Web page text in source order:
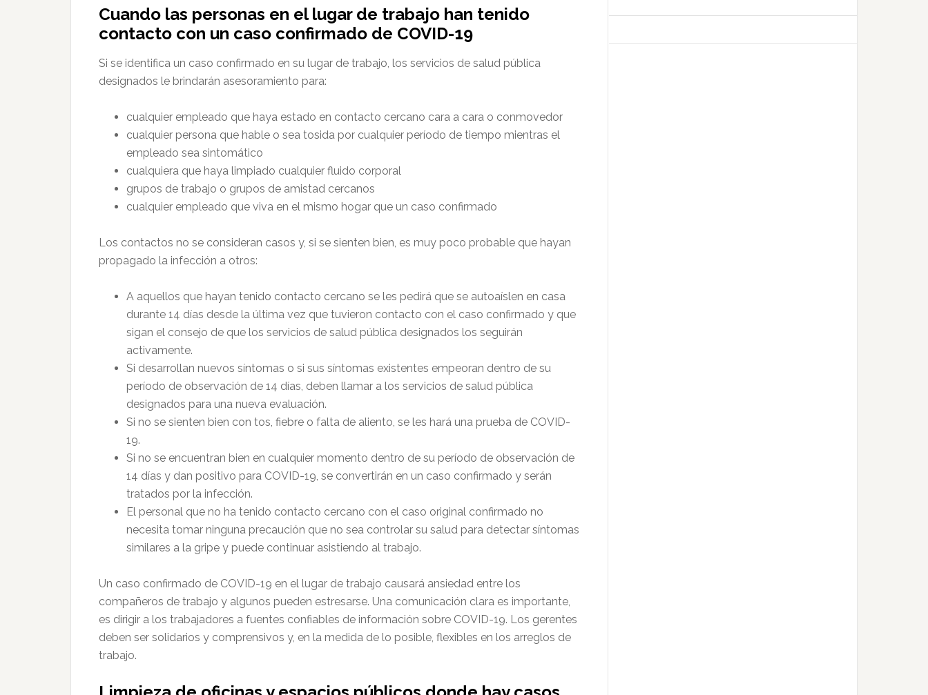
Cuando las personas en el lugar de trabajo han tenido
contacto con un caso confirmado de COVID-19
Si se identifica un caso confirmado en su lugar de trabajo, los servicios de salud pública
designados le brindarán asesoramiento para:
cualquier empleado que haya estado en contacto cercano cara a cara o conmovedor
cualquier persona que hable o sea tosida por cualquier período de tiempo mientras el
empleado sea sintomático
cualquiera que haya limpiado cualquier fluido corporal
grupos de trabajo o grupos de amistad cercanos
cualquier empleado que viva en el mismo hogar que un caso confirmado
Los contactos no se consideran casos y, si se sienten bien, es muy poco probable que hayan
propagado la infección a otros:
A aquellos que hayan tenido contacto cercano se les pedirá que se autoaíslen en casa
durante 14 días desde la última vez que tuvieron contacto con el caso confirmado y que
sigan el consejo de que los servicios de salud pública designados los seguirán
activamente.
Si desarrollan nuevos síntomas o si sus síntomas existentes empeoran dentro de su
período de observación de 14 días, deben llamar a los servicios de salud pública
designados para una nueva evaluación.
Si no se sienten bien con tos, fiebre o falta de aliento, se les hará una prueba de COVID-
19.
Si no se encuentran bien en cualquier momento dentro de su período de observación de
14 días y dan positivo para COVID-19, se convertirán en un caso confirmado y serán
tratados por la infección.
El personal que no ha tenido contacto cercano con el caso original confirmado no
necesita tomar ninguna precaución que no sea controlar su salud para detectar síntomas
similares a la gripe y puede continuar asistiendo al trabajo.
Un caso confirmado de COVID-19 en el lugar de trabajo causará ansiedad entre los
compañeros de trabajo y algunos pueden estresarse. Una comunicación clara es importante,
es dirigir a los trabajadores a fuentes confiables de información sobre COVID-19. Los gerentes
deben ser solidarios y comprensivos y, en la medida de lo posible, flexibles en los arreglos de
trabajo.